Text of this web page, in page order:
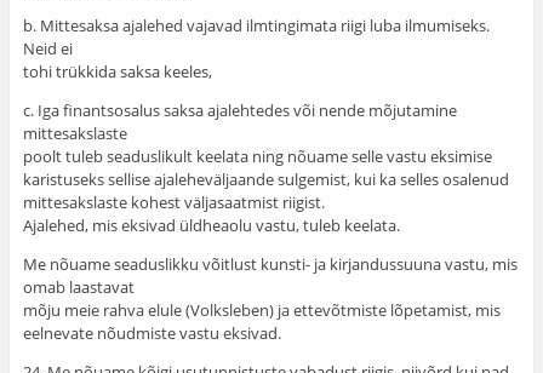
b. Mittesaksa ajalehed vajavad ilmtingimata riigi luba ilmumiseks.
Neid ei
tohi trükkida saksa keeles,
c. Iga finantsosalus saksa ajalehtedes või nende mõjutamine
mittesakslaste
poolt tuleb seaduslikult keelata ning nõuame selle vastu eksimise
karistuseks sellise ajaleheväljaande sulgemist, kui ka selles osalenud
mittesakslaste kohest väljasaatmist riigist.
Ajalehed, mis eksivad üldheaolu vastu, tuleb keelata.
Me nõuame seaduslikku võitlust kunsti- ja kirjandussuuna vastu, mis
omab laastavat
mõju meie rahva elule (Volksleben) ja ettevõtmiste lõpetamist, mis
eelnevate nõudmiste vastu eksivad.